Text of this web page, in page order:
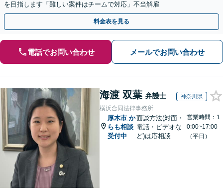
を目指します「難しい案件はチームで対応」不当解雇
料金表を見る
電話でお問い合わせ メールでお問い合わせ
海渡 双葉 弁護士 神奈川県
横浜合同法律事務所
厚木市 か
らも相談
受付中
面談方法(対面・
電話・ビデオな
ど)は応相談
営業時間：1
0:00~17:00
（平日）